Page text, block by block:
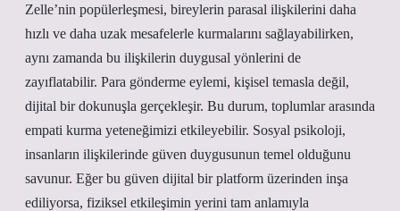
Zelle’nin popülerleşmesi, bireylerin parasal ilişkilerini daha
hızlı ve daha uzak mesafelerle kurmalarını sağlayabilirken,
aynı zamanda bu ilişkilerin duygusal yönlerini de
zayıflatabilir. Para gönderme eylemi, kişisel temasla değil,
dijital bir dokunuşla gerçekleşir. Bu durum, toplumlar arasında
empati kurma yeteneğimizi etkileyebilir. Sosyal psikoloji,
insanların ilişkilerinde güven duygusunun temel olduğunu
savunur. Eğer bu güven dijital bir platform üzerinden inşa
ediliyorsa, fiziksel etkileşimin yerini tam anlamıyla